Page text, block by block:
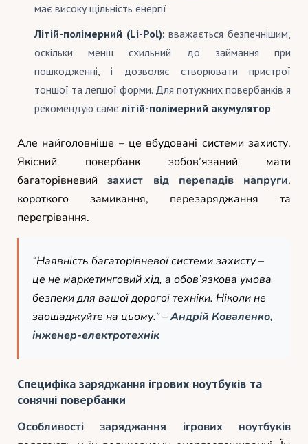
має високу щільність енергії
Літій-полімерний (Li-Pol): вважається безпечнішим,
оскільки менш схильний до займання при
пошкодженні, і дозволяє створювати пристрої
тоншої та легшої форми. Для потужних повербанків я
рекомендую самелітій-полімерний акумулятор
Але найголовніше – це вбудовані системи захисту.
Якісний повербанк зобов’язаний мати
багаторівневийзахист від перепадів напруги,
короткого замикання, перезаряджання та
перегрівання.
“Наявність багаторівневої системи захисту –
це не маркетинговий хід, а обов’язкова умова
безпеки для вашої дорогої техніки. Ніколи не
заощаджуйте на цьому.” –Андрій Коваленко,
інженер-електротехнік
Специфіка заряджання ігрових ноутбуків та
сонячні повербанки
Особливості заряджання ігрових ноутбуків